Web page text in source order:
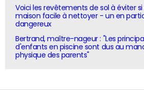
Voici les revêtements de sol à éviter
maison facile à nettoyer - un en
dangereux
Bertrand, maître-nageur : "Les
d'enfants en piscine sont dus au
physique des parents"